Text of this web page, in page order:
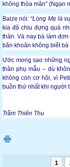
không thỏa mãn” (Ngạn
Balze nói: “Lòng Mẹ là
kia đã chịu đựng quá
thản. Và nay bà làm
băn khoăn không biết
Ước mong sao những
thân phụ mẫu – dù
không còn cơ hội, vì
buồn thứ nhất khi người
Trầm Thiên Thu
1